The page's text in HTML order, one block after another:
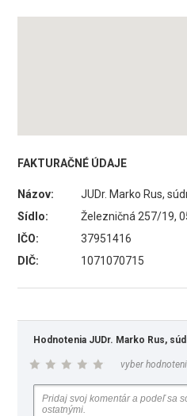
FAKTURAČNÉ ÚDAJE
Názov:
JUDr. Marko Rus,
Sídlo:
Železničná 257/19,
IČO:
37951416
DIČ:
1071070715
Hodnotenia JUDr. Marko Rus,
vyber